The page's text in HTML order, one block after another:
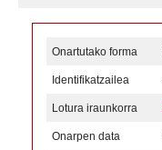
Onartutako forma
Identifikatzailea
Lotura iraunkorra
Onarpen data